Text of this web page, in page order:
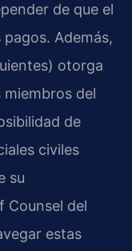
de que el
Además,
otorga
del
de
civiles
su
Counsel del
estas